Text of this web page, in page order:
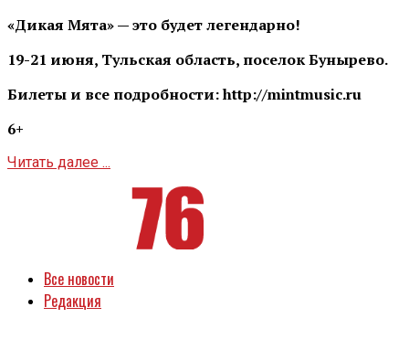
«Дикая Мята» — это будет легендарно!
19-21 июня, Тульская область, поселок Бунырево.
Билеты и все подробности: http://mintmusic.ru
6+
Читать далее ...
Все новости
Редакция